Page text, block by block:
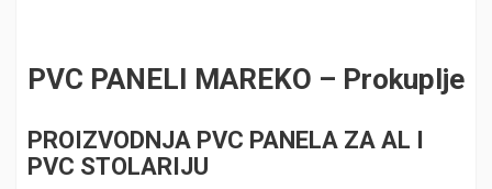
PVC PANELI MAREKO – Prokuplje
PROIZVODNJA PVC PANELA ZA AL I
PVC STOLARIJU